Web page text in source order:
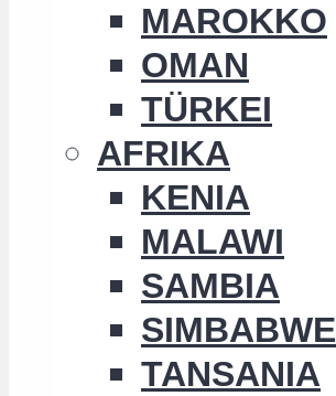
MAROKKO
OMAN
TÜRKEI
AFRIKA
KENIA
MALAWI
SAMBIA
SIMBABWE
TANSANIA